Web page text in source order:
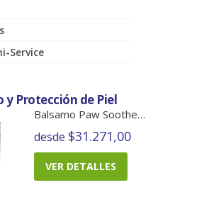
Service
y Protección de Piel
Balsamo Paw Soother Barra
desde $31.271,00
VER DETALLES